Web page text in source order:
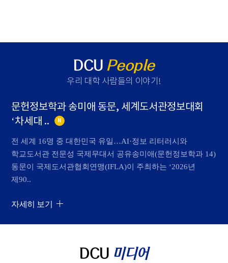
DCU People
우리 대학 사람들의 이야기 !
문헌정보학과 송미애 동문, 세계도서관정보대회
‘차세대 ..
N
전 세계 16명 중 대한민국 유일…AI·정보 리터러시와
학교도서관 전문성 국제무대서 공유송미애(문헌정보학과 14)
동문이 국제도서관협회연맹(IFLA)이 주최하는 ‘2026년
제90..
자세히 보기
DCU 미디어